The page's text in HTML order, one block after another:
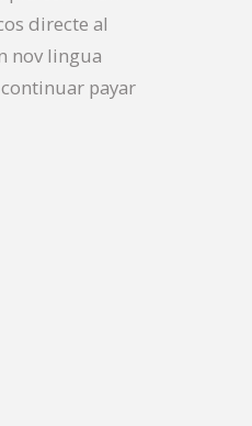
directe al
nov lingua
payar